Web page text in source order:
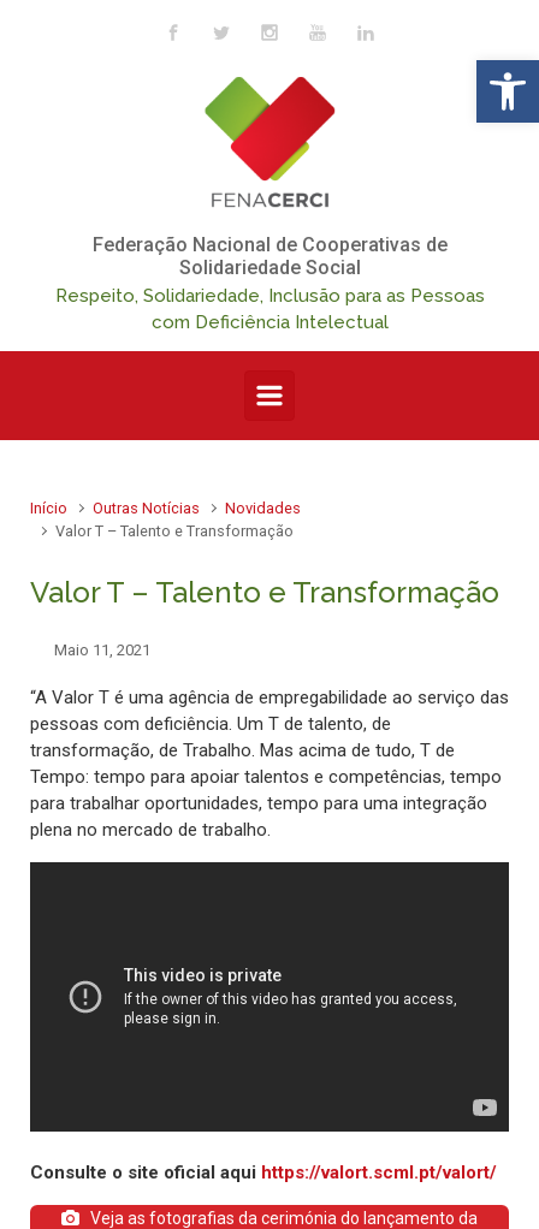
Federação Nacional de Cooperativas de
Solidariedade Social
Respeito, Solidariedade, Inclusão para as Pessoas
com Deficiência Intelectual
Início Outras Notícias
Novidades
Valor T – Talento e Transformação
Valor T – Talento e Transformação
Maio 11, 2021
“A Valor T é uma agência de empregabilidade ao serviço das
pessoas com deficiência. Um T de talento, de
transformação, de Trabalho. Mas acima de tudo, T de
Tempo: tempo para apoiar talentos e competências, tempo
para trabalhar oportunidades, tempo para uma integração
plena no mercado de trabalho.
Consulte o site oficial aqui https://valort.scml.pt/valort/
Veja as fotografias da cerimónia do lançamento da